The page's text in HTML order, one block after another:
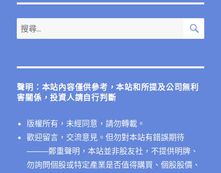
比
較
集）〉
分
頁
搜
尋
鍵
搜
聲明：本站內容僅供參考，本站和所提及公司無利
害關係，投資人請自行判斷
版權所有，未經同意，請勿轉載。
歡迎留言，交流意見。但勿對本站有錯誤期待
────鄭重聲明，本站並非股友社，不提供明牌、
勿詢問個股或特定產業是否值得購買、個股股價、